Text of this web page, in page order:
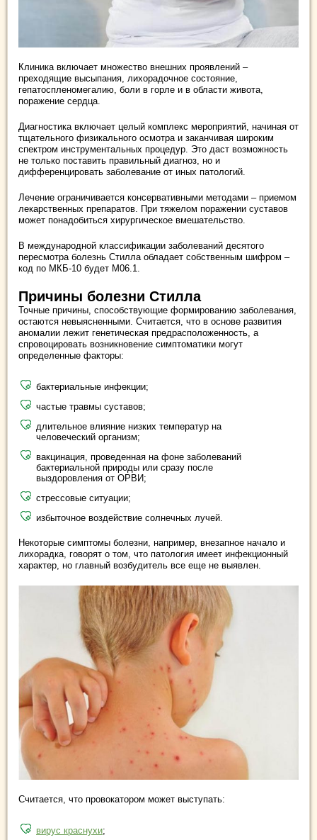
Клиника включает множество внешних проявлений –
преходящие высыпания, лихорадочное состояние,
гепатоспленомегалию, боли в горле и в области живота,
поражение сердца.
Диагностика включает целый комплекс мероприятий, начиная от
тщательного физикального осмотра и заканчивая широким
спектром инструментальных процедур. Это даст возможность
не только поставить правильный диагноз, но и
дифференцировать заболевание от иных патологий.
Лечение ограничивается консервативными методами – приемом
лекарственных препаратов. При тяжелом поражении суставов
может понадобиться хирургическое вмешательство.
В международной классификации заболеваний десятого
пересмотра болезнь Стилла обладает собственным шифром –
код по МКБ-10 будет М06.1.
Причины болезни Стилла
Точные причины, способствующие формированию заболевания,
остаются невыясненными. Считается, что в основе развития
аномалии лежит генетическая предрасположенность, а
спровоцировать возникновение симптоматики могут
определенные факторы:
бактериальные инфекции;
частые травмы суставов;
длительное влияние низких температур на
человеческий организм;
вакцинация, проведенная на фоне заболеваний
бактериальной природы или сразу после
выздоровления от ОРВИ;
стрессовые ситуации;
избыточное воздействие солнечных лучей.
Некоторые симптомы болезни, например, внезапное начало и
лихорадка, говорят о том, что патология имеет инфекционный
характер, но главный возбудитель все еще не выявлен.
Считается, что провокатором может выступать:
вирус краснухи;